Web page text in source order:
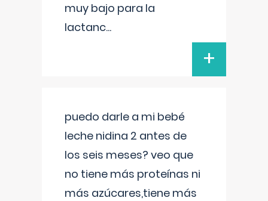
muy bajo para la
lactanc...
+
puedo darle a mi bebé
leche nidina 2 antes de
los seis meses? veo que
no tiene más proteínas ni
más azúcares,tiene más